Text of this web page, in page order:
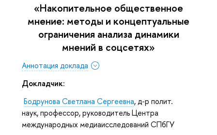
«Накопительное общественное
мнение: методы и концептуальные
ограничения анализа динамики
мнений в соцсетях»
Аннотация доклада
Докладчик:
Бодрунова Светлана Сергеевна, д-р полит.
наук, профессор, руководитель Центра
международных медиаисследований СПбГУ